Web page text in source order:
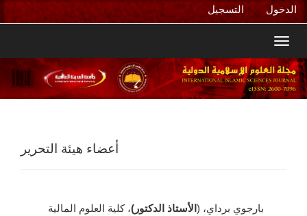
الرئيسي
الشريط
الجانبي
التسجيل الدخول
أعضاء هيئة التحرير
بارجوي برداي، ( الأستاذ الدكتور)، كلية العلوم المالية